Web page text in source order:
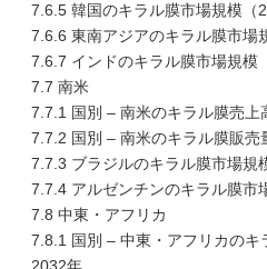
7.6.5 韓国のキラル膜市場規模（
7.6.6 東南アジアのキラル膜市場
7.6.7 インドのキラル膜市場規模
7.7 南米
7.7.1 国別 – 南米のキラル膜売上
7.7.2 国別 – 南米のキラル膜販売
7.7.3 ブラジルのキラル膜市場規
7.7.4 アルゼンチンのキラル膜市
7.8 中東・アフリカ
7.8.1 国別 – 中東・アフリカのキ